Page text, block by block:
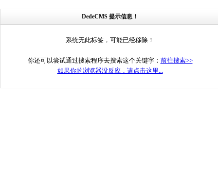
DedeCMS 提示信息！
系统无此标签，可能已经移除！
你还可以尝试通过搜索程序去搜索这个关键字： 前往搜索>>
如果你的浏览器没反应，请点击这里...